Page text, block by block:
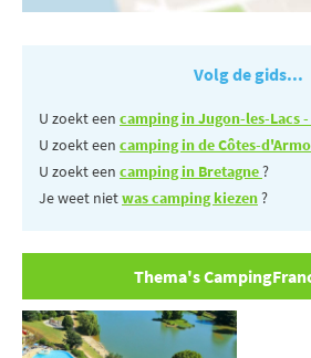
Volg de gids...
U zoekt een camping in Jugon-les-Lacs
U zoekt een camping in de Côtes-
U zoekt een camping in Bretagne?
Je weet nietwas camping kiezen?
Thema's